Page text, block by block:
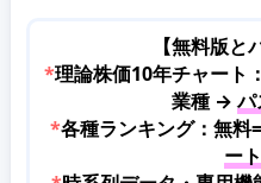
【無料版と
*理論株価10年チャート
業種 →パ
*各種ランキング：無
ー